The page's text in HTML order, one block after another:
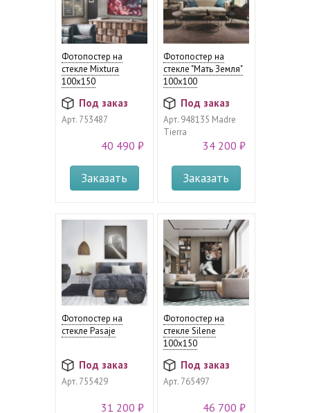
Фотопостер на
стекле Mixtura
100х150
Под заказ
Арт.753487
40 490 ₽
Заказать
Фотопостер на
стекле "Мать Земля"
100х100
Под заказ
Арт.948135 Madre
Tierra
34 200 ₽
Заказать
Фотопостер на
стекле Pasaje
Под заказ
Арт.755429
31 200 ₽
Фотопостер на
стекле Silene
100х150
Под заказ
Арт.765497
46 700 ₽